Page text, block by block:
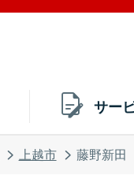
サー
上越市 藤野新田